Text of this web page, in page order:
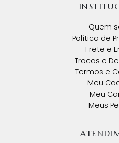
Quem
Política de
Frete e
Trocas e
Termos e
Meu
Meu
Meus